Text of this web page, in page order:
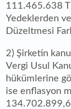
111.465.638
Yedeklerden
Düzeltmesi
2) Şirketin
Vergi Usul
hükümlerine
ise enflasyon